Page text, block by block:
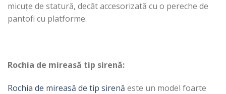
micuțe de statură, decât accesorizată cu o pereche de
pantofi cu platforme.
Rochia de mireasă tip sirenă:
Rochia de mireasă de tip sirenă este un model foarte